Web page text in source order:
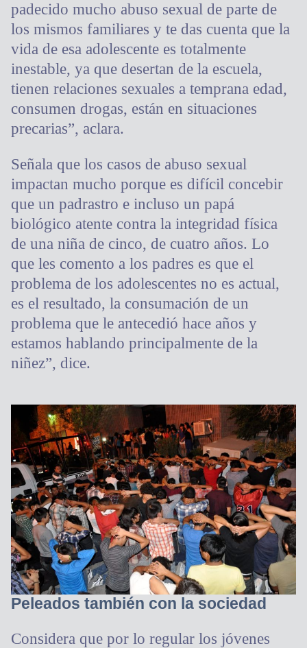
padecido mucho abuso sexual de parte de
los mismos familiares y te das cuenta que la
vida de esa adolescente es totalmente
inestable, ya que desertan de la escuela,
tienen relaciones sexuales a temprana edad,
consumen drogas, están en situaciones
precarias”, aclara.
Señala que los casos de abuso sexual
impactan mucho porque es difícil concebir
que un padrastro e incluso un papá
biológico atente contra la integridad física
de una niña de cinco, de cuatro años. Lo
que les comento a los padres es que el
problema de los adolescentes no es actual,
es el resultado, la consumación de un
problema que le antecedió hace años y
estamos hablando principalmente de la
niñez”, dice.
Peleados también con la sociedad
Considera que por lo regular los jóvenes